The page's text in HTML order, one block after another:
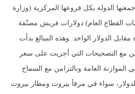
الدولة بكل فروعها المركزية (وزارة
القطاع العام) دولارات فريش مصنّفة
البالغ 89500 ليرة مقابل الدولار الواحد. وهذه المبالغ بدأت
مع التصحيحات التي أجريت على سعر
العامة وبالتزامن مع السماح
سواء في مرفأ بيروت ومطار بيروت